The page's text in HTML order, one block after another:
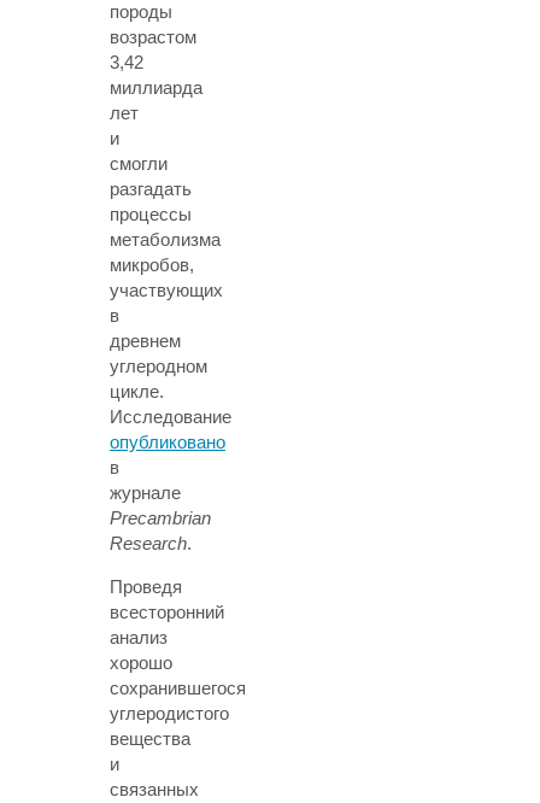
породы
возрастом
3,42
миллиарда
лет
и
смогли
разгадать
процессы
метаболизма
микробов,
участвующих
в
древнем
углеродном
цикле.
Исследование
опубликовано
в
журнале
Precambrian
Research.
Проведя
всесторонний
анализ
хорошо
сохранившегося
углеродистого
вещества
и
связанных